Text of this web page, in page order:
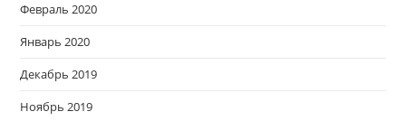
Февраль 2020
Январь 2020
Декабрь 2019
Ноябрь 2019